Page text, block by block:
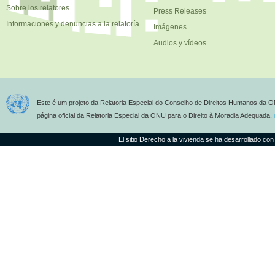
Sobre los relatores
Informaciones y denuncias a la relatoría
Press Releases
Imágenes
Audios y vídeos
Este é um projeto da Relatoria Especial do Conselho de Direitos Humanos da
página oficial da Relatoria Especial da ONU para o Direito à Moradia Adequada,
El sitio Derecho a la vivienda se ha desarrollado